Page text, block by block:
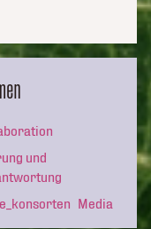
und
Media